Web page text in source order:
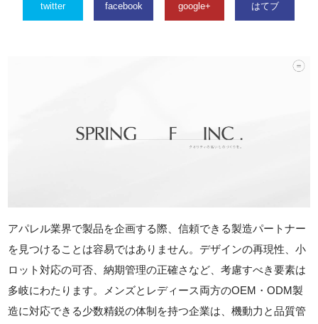
twitter facebook google+ はてブ
アパレル業界で製品を企画する際、信頼できる製造パートナー
を見つけることは容易ではありません。デザインの再現性、小
ロット対応の可否、納期管理の正確さなど、考慮すべき要素は
多岐にわたります。メンズとレディース両方のOEM・ODM製
造に対応できる少数精鋭の体制を持つ企業は、機動力と品質管